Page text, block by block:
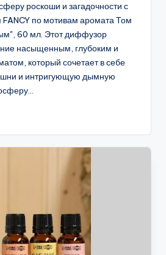
роскоши и загадочности с
по мотивам аромата Том
60 мл. Этот диффузор
насыщенным, глубоким и
который сочетает в себе
и интригующую дымную